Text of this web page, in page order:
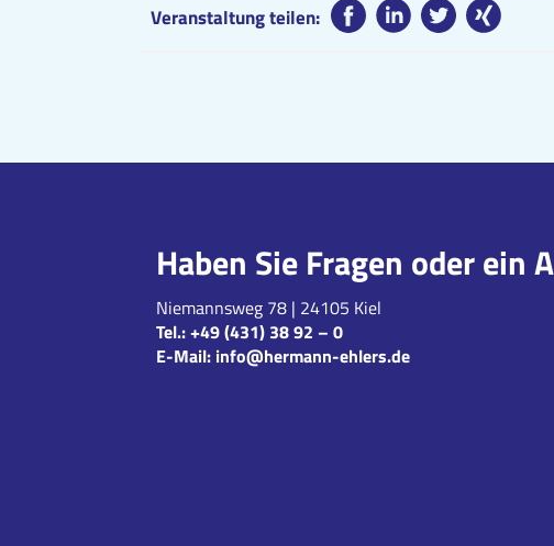
Veranstaltung teilen:
Haben Sie Fragen oder ein
Niemannsweg 78 | 24105 Kiel
Tel.:+49 (431) 38 92 – 0
E-Mail: info@hermann-ehlers.de